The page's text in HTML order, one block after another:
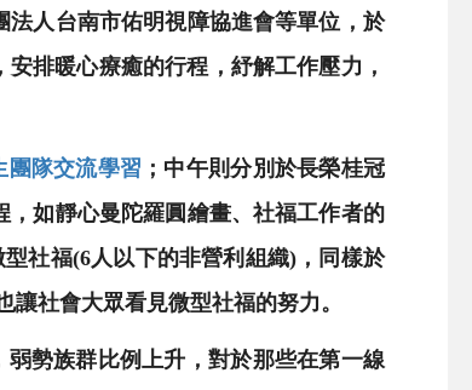
人台南市佑明視障協進會等單位，於
排暖心療癒的行程，紓解工作壓力，
團隊交流學習 ；中午則分別於長榮桂冠
如靜心曼陀羅圓繪畫、社福工作者的
社福(6人以下的非營利組織)，同樣於
社會大眾看見微型社福的努力。
勢族群比例上升，對於那些在第一線